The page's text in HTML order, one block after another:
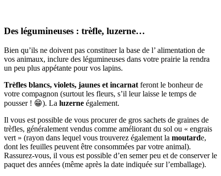
Des légumineuses : trèfle, luzerne…
Bien qu’ils ne doivent pas constituer la base de l’ alimentation de
vos animaux, inclure des légumineuses dans votre prairie la rendra
un peu plus appétante pour vos lapins.
Trèfles blancs, violets, jaunes et incarnat feront le bonheur de
votre compagnon (surtout les fleurs, s’il leur laisse le temps de
pousser ! 😁). La luzerne également.
Il vous est possible de vous procurer de gros sachets de graines de
trèfles, généralement vendus comme améliorant du sol ou « engrais
vert » (rayon dans lequel vous trouverez également la moutarde,
dont les feuilles peuvent être consommées par votre animal).
Rassurez-vous, il vous est possible d’en semer peu et de conserver le
paquet des années (même après la date indiquée sur l’emballage).